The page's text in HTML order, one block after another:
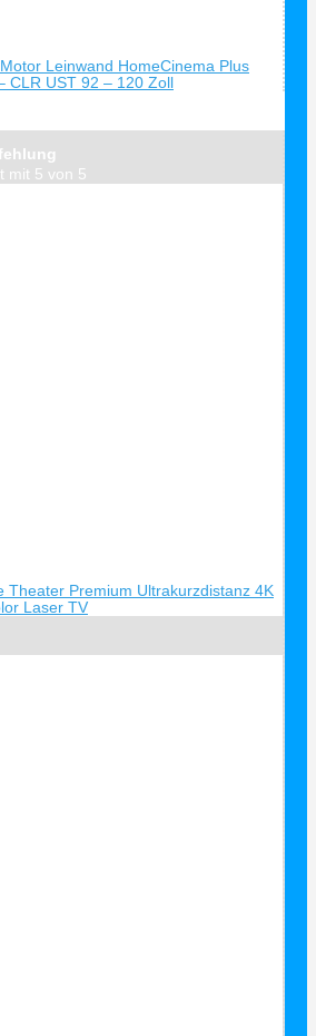
Leinwand HomeCinema Plus
CLR UST 92 – 120 Zoll
mit 5 von 5
Theater Premium Ultrakurzdistanz 4K
Laser TV